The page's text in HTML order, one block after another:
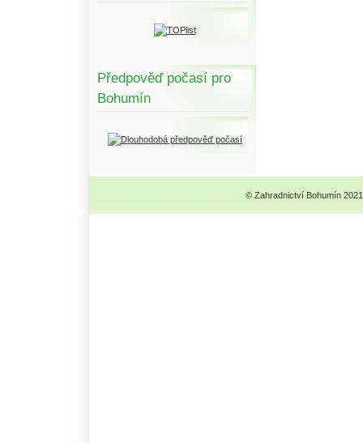
Předpověď počasí pro
Bohumín
© Zahradnictví Bohumín